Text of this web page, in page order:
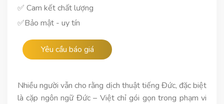
✅ Cam kết chất lượng
✅Bảo mật - uy tín
Yêu cầu báo giá
Nhiều người vẫn cho rằng dịch thuật tiếng Đức, đặc biệt
là cặp ngôn ngữ Đức – Việt chỉ gói gọn trong phạm vi